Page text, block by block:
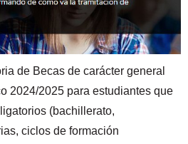
de Becas de carácter general
2024/2025 para estudiantes que
(bachillerato,
ciclos de formación